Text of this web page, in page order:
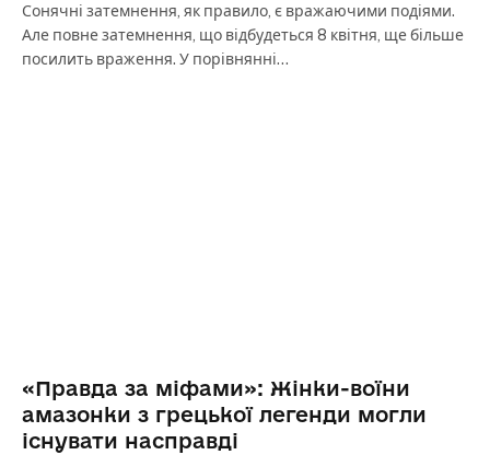
Сонячні затемнення, як правило, є вражаючими подіями.
Але повне затемнення, що відбудеться 8 квітня, ще більше
посилить враження. У порівнянні…
«‎Правда за міфами»‎: Жінки-воїни
амазонки з грецької легенди могли
існувати насправді